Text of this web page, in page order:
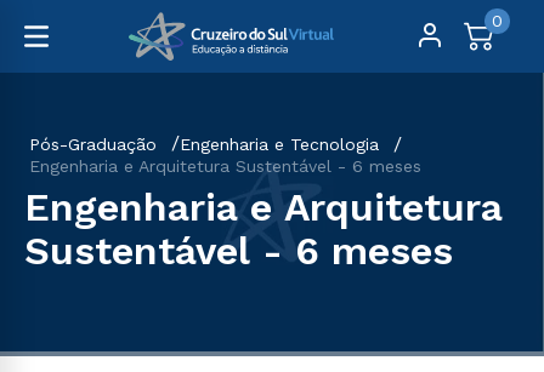
0
Pós-Graduação
Engenharia e Tecnologia
Engenharia e Arquitetura Sustentável - 6 meses
Engenharia e Arquitetura
Sustentável - 6 meses